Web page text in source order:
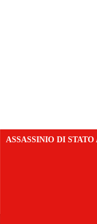
ASSASSINIO DI